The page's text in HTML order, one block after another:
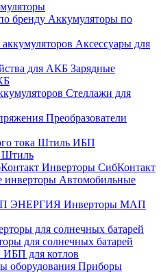
Аккумуляторы по
Аксессуары для
Зарядные
Стеллажи для
Преобразователи
ИБП
Штиль
Инверторы СибКонтакт
Автомобильные
Инверторы МАП
для солнечных батарей
ИБП для котлов
Приборы